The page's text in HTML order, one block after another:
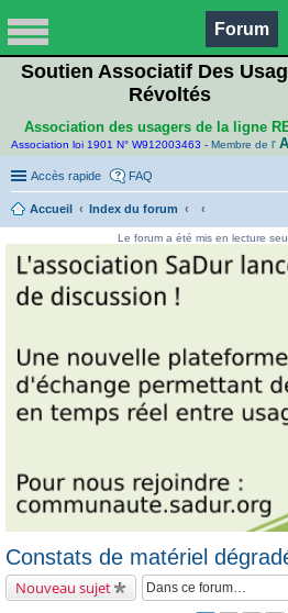
Forum
Soutien Associatif Des
Révoltés
Association des usagers de la ligne
Association loi 1901 N° W912003463 - Membre de l'
Accès rapide FAQ
Accueil
Index du forum
Le forum a été mis en lecture
Constats de matériel
Nouveau sujet